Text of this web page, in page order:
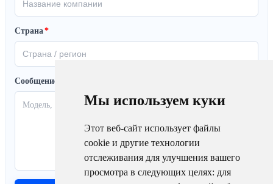
Мы используем куки
Этот веб-сайт использует файлы
cookie и другие технологии
отслеживания для улучшения вашего
просмотра в следующих целях: для
Страна*
Сообщение